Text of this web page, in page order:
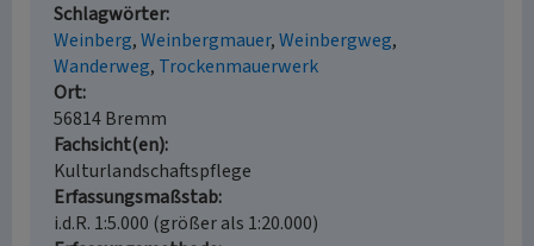
Schlagwörter
Weinberg Weinbergmauer Weinbergweg
Wanderweg Trockenmauerwerk
Ort
56814 Bremm
Fachsicht(en)
Kulturlandschaftspflege
Erfassungsmaßstab
i.d.R. 1:5.000 (größer als 1:20.000)